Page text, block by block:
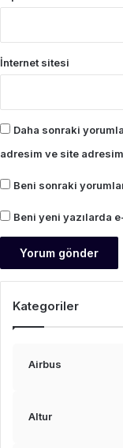
İnternet sitesi
Daha sonraki
adresim ve site
Beni sonraki
Beni yeni yazılarda
Kategoriler
Airbus
Altur